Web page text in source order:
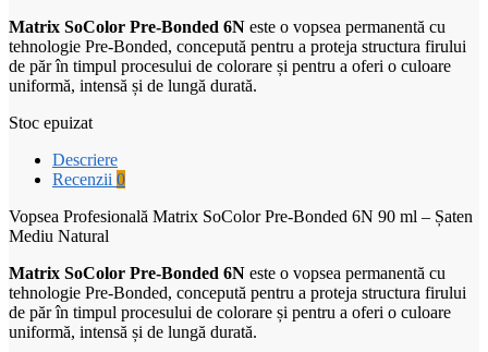
Matrix SoColor Pre-Bonded 6N este o vopsea permanentă cu
tehnologie Pre-Bonded, concepută pentru a proteja structura firului
de păr în timpul procesului de colorare și pentru a oferi o culoare
uniformă, intensă și de lungă durată.
Stoc epuizat
Descriere
Recenzii 0
Vopsea Profesională Matrix SoColor Pre-Bonded 6N 90 ml – Șaten
Mediu Natural
Matrix SoColor Pre-Bonded 6N este o vopsea permanentă cu
tehnologie Pre-Bonded, concepută pentru a proteja structura firului
de păr în timpul procesului de colorare și pentru a oferi o culoare
uniformă, intensă și de lungă durată.